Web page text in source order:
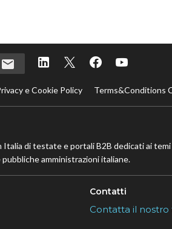
e Cookie Policy Terms&Conditions
di testate e portali B2B dedicati ai
amministrazioni italiane.
Contatti
Contatta il